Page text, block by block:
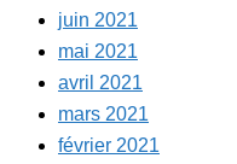
juin 2021
mai 2021
avril 2021
mars 2021
février 2021